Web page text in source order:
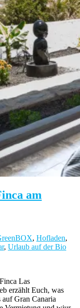
am
, Hofladen,
, Urlaub auf der Bio
Las
erzählt Euch, was
Gran Canaria